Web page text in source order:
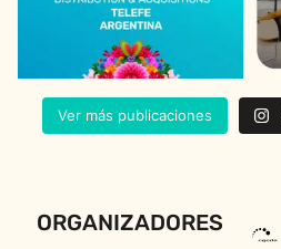
Ver más publicaciones
ORGANIZADORES